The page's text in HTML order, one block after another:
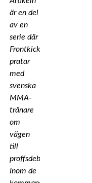
är en del
av en
serie där
Frontkick
pratar
med
svenska
MMA-
tränare
om
vägen
till
proffsdebut.
Inom de